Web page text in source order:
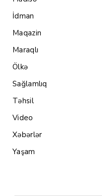
İdman
Maqazin
Maraqlı
Ölkə
Sağlamlıq
Təhsil
Video
Xəbərlər
Yaşam